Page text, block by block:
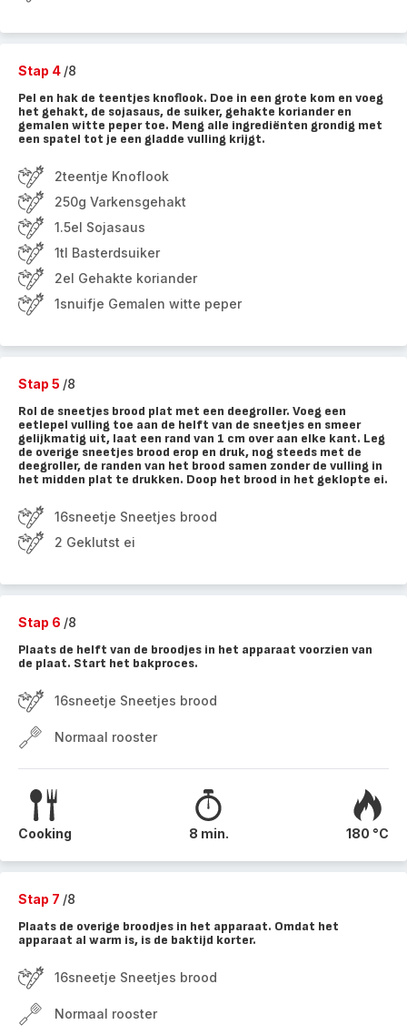
Stap 4 /8
Pel en hak de teentjes knoflook. Doe in een grote kom en voeg
het gehakt, de sojasaus, de suiker, gehakte koriander en
gemalen witte peper toe. Meng alle ingrediënten grondig met
een spatel tot je een gladde vulling krijgt.
2teentje Knoflook
250g Varkensgehakt
1.5el Sojasaus
1tl Basterdsuiker
2el Gehakte koriander
1snuifje Gemalen witte peper
Stap 5 /8
Rol de sneetjes brood plat met een deegroller. Voeg een
eetlepel vulling toe aan de helft van de sneetjes en smeer
gelijkmatig uit, laat een rand van 1 cm over aan elke kant. Leg
de overige sneetjes brood erop en druk, nog steeds met de
deegroller, de randen van het brood samen zonder de vulling in
het midden plat te drukken. Doop het brood in het geklopte ei.
16sneetje Sneetjes brood
2 Geklutst ei
Stap 6 /8
Plaats de helft van de broodjes in het apparaat voorzien van
de plaat. Start het bakproces.
16sneetje Sneetjes brood
Normaal rooster
Cooking 8 min. 180 °C
Stap 7 /8
Plaats de overige broodjes in het apparaat. Omdat het
apparaat al warm is, is de baktijd korter.
16sneetje Sneetjes brood
Normaal rooster